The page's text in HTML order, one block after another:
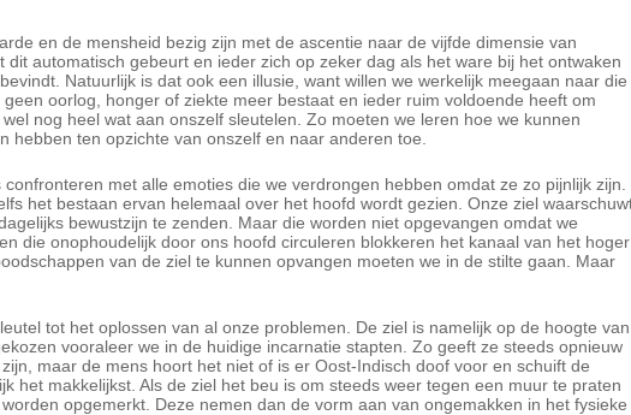
en de mensheid bezig zijn met de ascentie naar de vijfde dimensie van
automatisch gebeurt en ieder zich op zeker dag als het ware bij het ontwaken
Natuurlijk is dat ook een illusie, want willen we werkelijk meegaan naar die
oorlog, honger of ziekte meer bestaat en ieder ruim voldoende heeft om
nog heel wat aan onszelf sleutelen. Zo moeten we leren hoe we kunnen
hebben ten opzichte van onszelf en naar anderen toe.
met alle emoties die we verdrongen hebben omdat ze zo pijnlijk zijn.
het bestaan ervan helemaal over het hoofd wordt gezien. Onze ziel
bewustzijn te zenden. Maar die worden niet opgevangen omdat we
die onophoudelijk door ons hoofd circuleren blokkeren het kanaal van het hoger
van de ziel te kunnen opvangen moeten we in de stilte gaan. Maar
tot het oplossen van al onze problemen. De ziel is namelijk op de hoogte van
vooraleer we in de huidige incarnatie stapten. Zo geeft ze steeds opnieuw
maar de mens hoort het niet of is er Oost-Indisch doof voor en schuift de
het makkelijkst. Als de ziel het beu is om steeds weer tegen een muur te praten
opgemerkt. Deze nemen dan de vorm aan van ongemakken in het fysieke